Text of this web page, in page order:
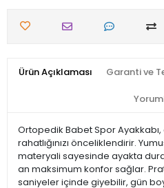
Ürün Açıklaması Garanti ve
Ortopedik Babet Spor Ayakkabı,
rahatlığınızı önceliklendirir.
materyali sayesinde ayakta
an maksimum konfor sağlar.
saniyeler içinde giyebilir, gün